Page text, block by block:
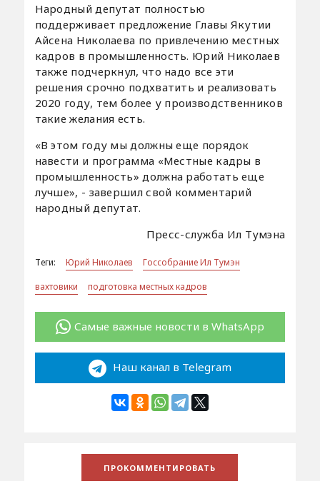
Народный депутат полностью
поддерживает предложение Главы Якутии
Айсена Николаева по привлечению местных
кадров в промышленность. Юрий Николаев
также подчеркнул, что надо все эти
решения срочно подхватить и реализовать
2020 году, тем более у производственников
такие желания есть.
«В этом году мы должны еще порядок
навести и программа «Местные кадры в
промышленность» должна работать еще
лучше», - завершил свой комментарий
народный депутат.
Пресс-служба Ил Тумэна
Теги: Юрий Николаев
Госсобрание Ил Тумэн
вахтовики
подготовка местных кадров
Самые важные новости в WhatsApp
Наш канал в Telegram